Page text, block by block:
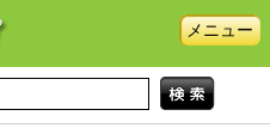
メニュー